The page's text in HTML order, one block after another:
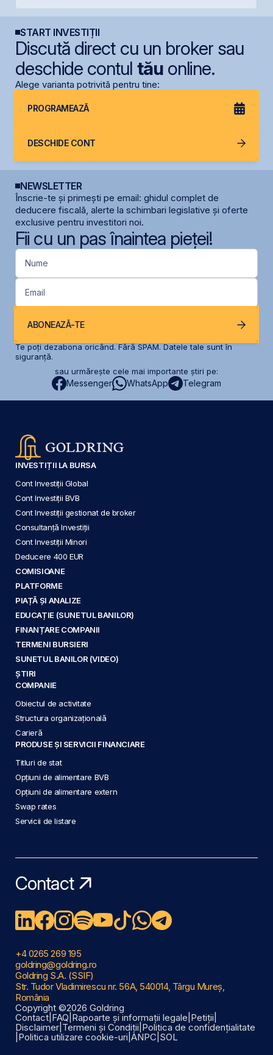
START INVESTIȚII
Discută direct cu un broker sau
deschide contul tăuonline.
Alege varianta potrivită pentru tine:
PROGRAMEAZĂ
DESCHIDE CONT
NEWSLETTER
Înscrie-te și primești pe email: ghidul complet de
deducere fiscală, alerte la schimbari legislative și oferte
exclusive pentru investitori noi.
Fii cu un pas înaintea pieței!
Nume
Email
ABONEAZĂ-TE
Te poți dezabona oricând. Fără SPAM. Datele tale sunt în
siguranță.
sau urmărește cele mai importante știri pe:
Messenger WhatsApp Telegram
INVESTIȚII LA BURSA
Cont Investiții Global
Cont Investiții BVB
Cont Investiții gestionat de broker
Consultanță Investiții
Cont Investiții Minori
Deducere 400 EUR
COMISIOANE
PLATFORME
PIAȚĂ ȘI ANALIZE
EDUCAȚIE (SUNETUL BANILOR)
FINANȚARE COMPANII
TERMENI BURSIERI
SUNETUL BANILOR (VIDEO)
ȘTIRI
COMPANIE
Obiectul de activitate
Structura organizațională
Carieră
PRODUSE ȘI SERVICII FINANCIARE
Titluri de stat
Opțiuni de alimentare BVB
Opțiuni de alimentare extern
Swap rates
Servicii de listare
Contact
+4 0265 269 195
goldring@goldring.ro
Goldring S.A. (SSIF)
Str. Tudor Vladimirescu nr. 56A, 540014, Târgu Mureș,
România
Copyright ©2026 Goldring
Contact FAQ Rapoarte și informații legale Petiții
Disclaimer Termeni și Condiții Politica de confidențialitate
Politica utilizare cookie-uri ANPC SOL